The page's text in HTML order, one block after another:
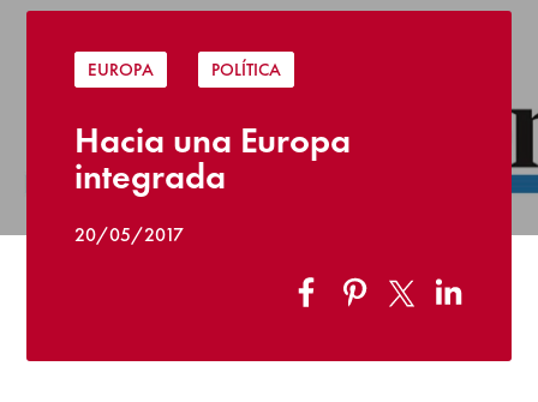
EUROPA POLÍTICA
Hacia una Europa
integrada
20/05/2017